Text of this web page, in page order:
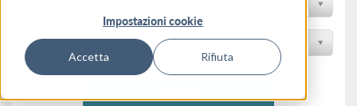
Impostazioni cookie
Accetta Rifiuta
Filtra per Prodotto
Filtra